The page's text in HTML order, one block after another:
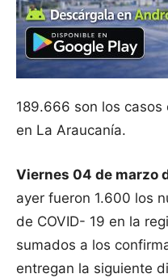
189.666 son los casos
en La Araucanía.
Viernes 04 de marzo
ayer fueron 1.600 los
de COVID- 19 en la
sumados a los
entregan la siguiente